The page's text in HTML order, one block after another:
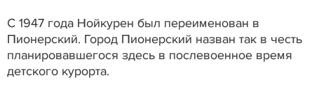
С 1947 года Нойкурен был переименован в
Пионерский. Город Пионерский назван так в честь
планировавшегося здесь в послевоенное время
детского курорта.